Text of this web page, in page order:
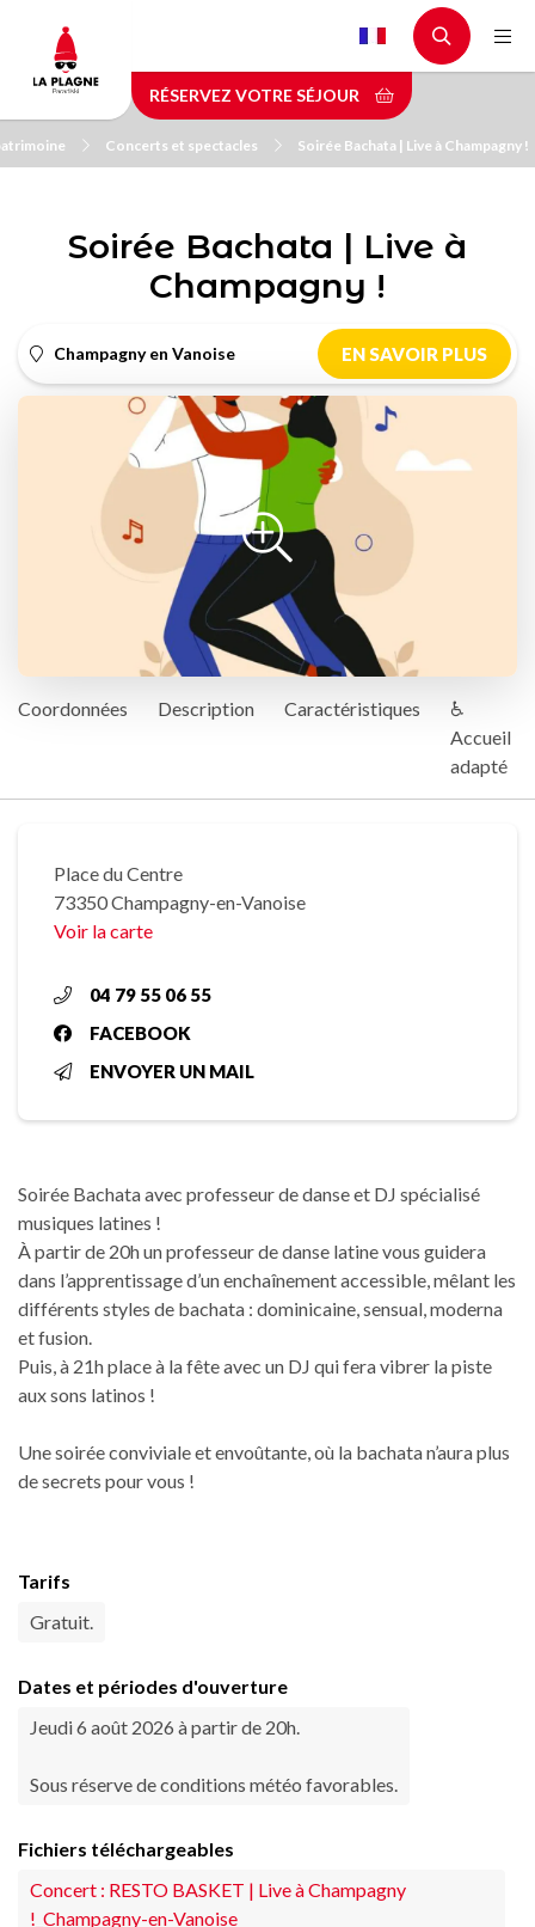
contenu
principal
RÉSERVEZ VOTRE SÉJOUR
Concerts et spectacles Soirée Bachata | Live à Champagny !
Soirée Bachata | Live à
Champagny !
Champagny en Vanoise EN SAVOIR PLUS
Coordonnées Description Caractéristiques
♿
Accueil
adapté
Place du Centre
73350 Champagny-en-Vanoise
Voir la carte
04 79 55 06 55
FACEBOOK
ENVOYER UN MAIL
Soirée Bachata avec professeur de danse et DJ spécialisé
musiques latines !
À partir de 20h un professeur de danse latine vous guidera
dans l’apprentissage d’un enchaînement accessible, mêlant les
différents styles de bachata : dominicaine, sensual, moderna
et fusion.
Puis, à 21h place à la fête avec un DJ qui fera vibrer la piste
aux sons latinos !
Une soirée conviviale et envoûtante, où la bachata n’aura plus
de secrets pour vous !
Tarifs
Gratuit.
Dates et périodes d'ouverture
Jeudi 6 août 2026 à partir de 20h.
Sous réserve de conditions météo favorables.
Fichiers téléchargeables
Concert : RESTO BASKET | Live à Champagny
!_Champagny-en-Vanoise